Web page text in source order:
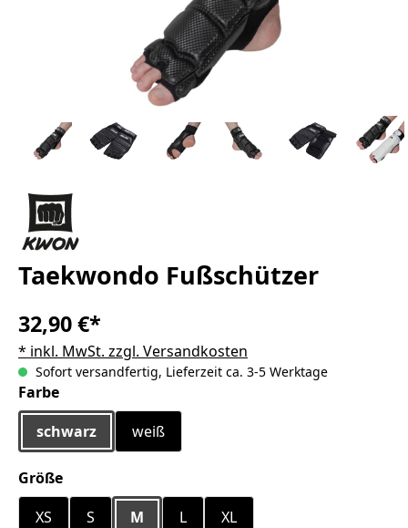
Taekwondo Fußschützer
32,90 €*
* inkl. MwSt. zzgl. Versandkosten
Sofort versandfertig, Lieferzeit ca. 3-5 Werktage
Farbeauswählen
schwarz
weiß
Größeauswählen
XS
S M L XL